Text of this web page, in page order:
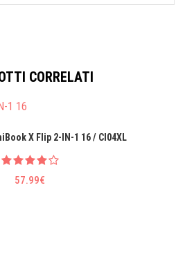
CORRELATI
X Flip 2-IN-1 16 / CI04XL
57.99€